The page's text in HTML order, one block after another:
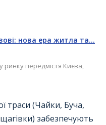
нова ера житла та…
ринку передмістя Києва,
траси (Чайки, Буча,
забезпечують